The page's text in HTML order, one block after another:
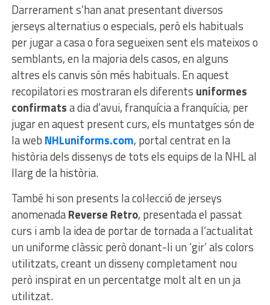
Darrerament s’han anat presentant diversos
jerseys alternatius o especials, però els habituals
per jugar a casa o fora segueixen sent els mateixos o
semblants, en la majoria dels casos, en alguns
altres els canvis són més habituals. En aquest
recopilatori es mostraran els diferents uniformes
confirmatsa dia d’avui, franquícia a franquícia, per
jugar en aquest present curs, els muntatges són de
la web NHLuniforms.com, portal centrat en la
història dels dissenys de tots els equips de la NHL al
llarg de la història.
També hi son presents la col·lecció de jerseys
anomenadaReverse Retro, presentada el passat
curs i amb la idea de portar de tornada a l’actualitat
un uniforme clàssic però donant-li un ‘gir’ als colors
utilitzats, creant un disseny completament nou
però inspirat en un percentatge molt alt en un ja
utilitzat.